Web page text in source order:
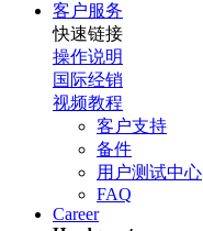
客户服务
快速链接
操作说明
国际经销
视频教程
客户支持
备件
用户测试中心
FAQ
Career